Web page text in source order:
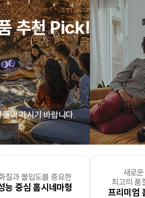
추천 Pick!
어 가시기 바랍니다.
맘껏 출력하고 싶은
& 스마트 기기형
맘껏 출
PC
하게 출력
출력소
직원수 100명 이상의
중견기업 및 대기업
하고 싶은 건 많고
에 진심 인 분
사진, 필
새로운 공
세탁실, 더 실용적으로 세탁물을
구분하고 싶으신 분
질과 몰입도를 중요한
능 중심 홈시네마형
새로
최고의 품
프리미엄